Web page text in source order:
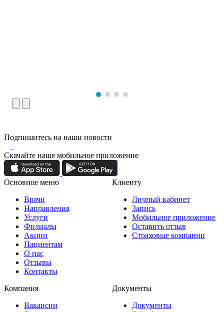
Подпишитесь на наши новости
Скачайте наше мобильное приложение
Основное меню
Врачи
Направления
Услуги
Филиалы
Акции
Пациентам
О нас
Отзывы
Контакты
Клиенту
Личный кабинет
Запись
Мобильное приложение
Оставить отзыв
Страховые компании
Компания
Вакансии
Документы
Документы